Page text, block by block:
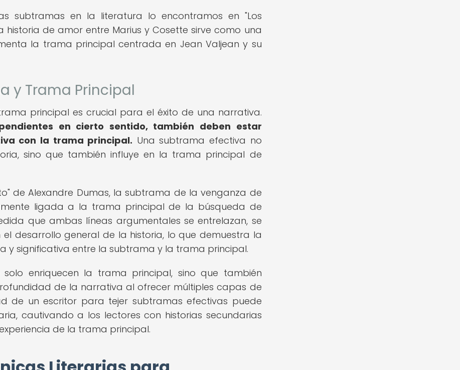
subtramas en la literatura lo encontramos en "Los
historia de amor entre Marius y Cosette sirve como una
la trama principal centrada en Jean Valjean y su
y Trama Principal
principal es crucial para el éxito de una narrativa.
en cierto sentido, también deben estar
con la trama principal. Una subtrama efectiva no
sino que también influye en la trama principal de
de Alexandre Dumas, la subtrama de la venganza de
ligada a la trama principal de la búsqueda de
que ambas líneas argumentales se entrelazan, se
desarrollo general de la historia, lo que demuestra la
y significativa entre la subtrama y la trama principal.
enriquecen la trama principal, sino que también
de la narrativa al ofrecer múltiples capas de
de un escritor para tejer subtramas efectivas puede
cautivando a los lectores con historias secundarias
de la trama principal.